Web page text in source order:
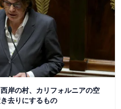
岸の村、カリフォルニアの空
去りにするもの